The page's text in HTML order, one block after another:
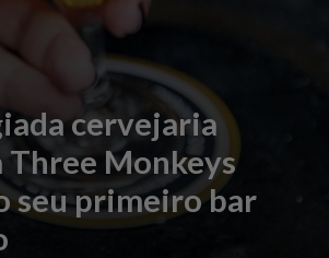
cervejaria
Three Monkeys
seu primeiro bar